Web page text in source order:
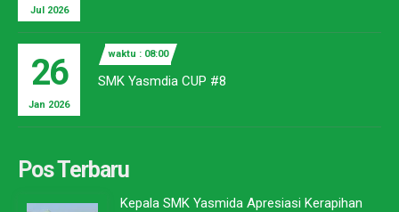
Jul 2026
26
Jan 2026
waktu : 08:00
SMK Yasmdia CUP #8
Pos Terbaru
Kepala SMK Yasmida Apresiasi Kerapihan